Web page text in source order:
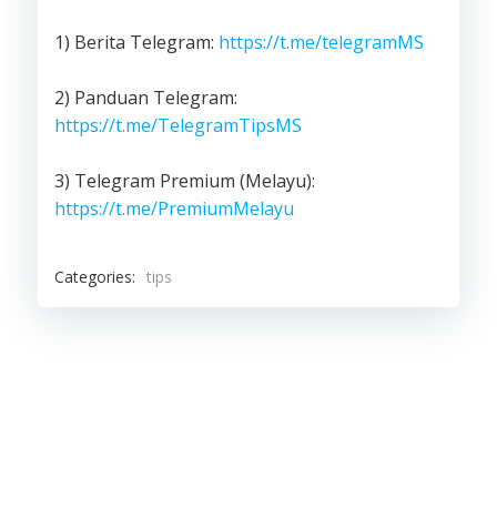
1) Berita Telegram: https://t.me/telegramMS
2) Panduan Telegram:
https://t.me/TelegramTipsMS
3) Telegram Premium (Melayu):
https://t.me/PremiumMelayu
Categories: tips